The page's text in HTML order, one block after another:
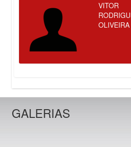
VITOR
OLIVEIRA
GALERIAS